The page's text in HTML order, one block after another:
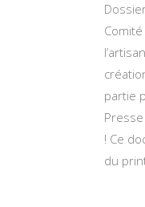
partie
! Ce
du